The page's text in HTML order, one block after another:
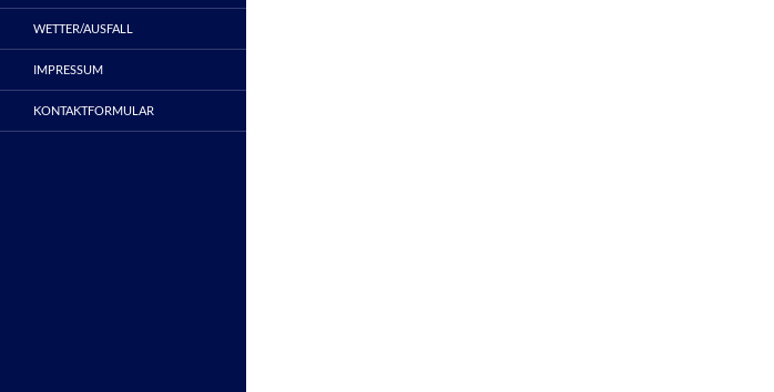
WETTER/AUSFALL
IMPRESSUM
KONTAKTFORMULAR